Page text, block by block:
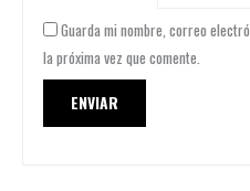
Guarda mi nombre, correo
la próxima vez que comente.